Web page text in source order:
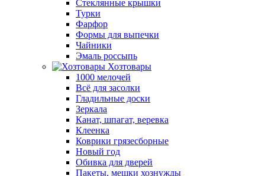
Стеклянные крышки
Турки
Фарфор
Формы для выпечки
Чайники
Эмаль россыпь
Хозтовары
1000 мелочей
Всё для засолки
Гладильные доски
Зеркала
Канат, шпагат, веревка
Клеенка
Коврики грязесборные
Новый год
Обивка для дверей
Пакеты, мешки хознужды